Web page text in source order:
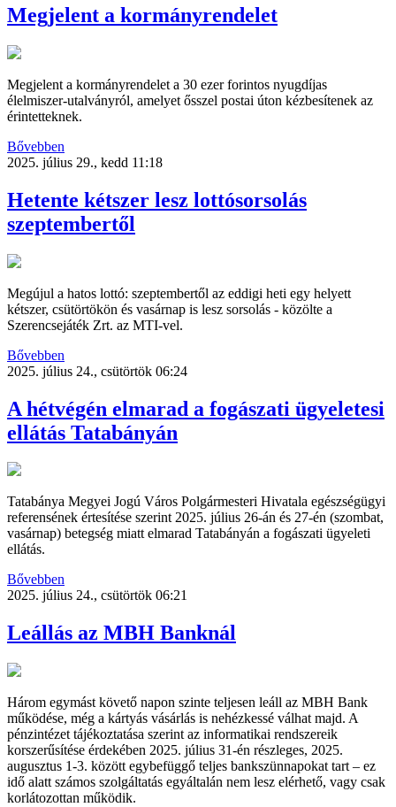
Megjelent a kormányrendelet
Megjelent a kormányrendelet a 30 ezer forintos nyugdíjas
élelmiszer-utalványról, amelyet ősszel postai úton kézbesítenek az
érintetteknek.
Bővebben
2025. július 29., kedd 11:18
Hetente kétszer lesz lottósorsolás
szeptembertől
Megújul a hatos lottó: szeptembertől az eddigi heti egy helyett
kétszer, csütörtökön és vasárnap is lesz sorsolás - közölte a
Szerencsejáték Zrt. az MTI-vel.
Bővebben
2025. július 24., csütörtök 06:24
A hétvégén elmarad a fogászati ügyeletesi
ellátás Tatabányán
Tatabánya Megyei Jogú Város Polgármesteri Hivatala egészségügyi
referensének értesítése szerint 2025. július 26-án és 27-én (szombat,
vasárnap) betegség miatt elmarad Tatabányán a fogászati ügyeleti
ellátás.
Bővebben
2025. július 24., csütörtök 06:21
Leállás az MBH Banknál
Három egymást követő napon szinte teljesen leáll az MBH Bank
működése, még a kártyás vásárlás is nehézkessé válhat majd. A
pénzintézet tájékoztatása szerint az informatikai rendszereik
korszerűsítése érdekében 2025. július 31-én részleges, 2025.
augusztus 1-3. között egybefüggő teljes bankszünnapokat tart – ez
idő alatt számos szolgáltatás egyáltalán nem lesz elérhető, vagy csak
korlátozottan működik.